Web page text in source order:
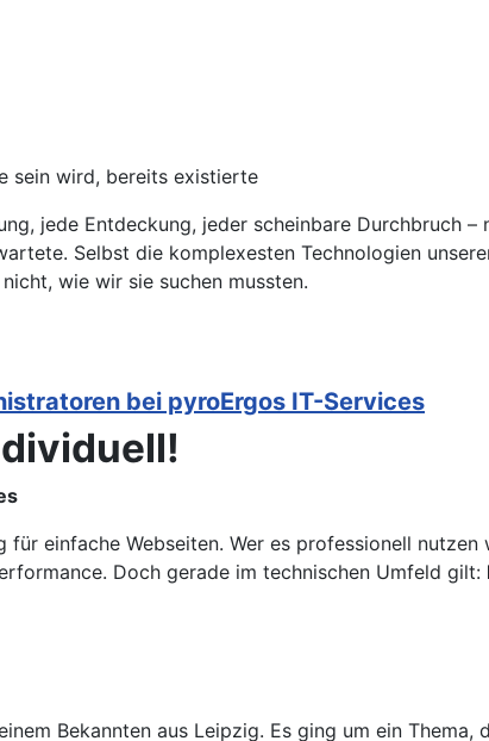
sein wird, bereits existierte
jede Entdeckung, jeder scheinbare Durchbruch
Selbst die komplexesten Technologien
wie wir sie suchen mussten.
bei pyroErgos IT-Services
für einfache Webseiten. Wer es professionell
Doch gerade im technischen Umfeld gilt:
Bekannten aus Leipzig. Es ging um ein